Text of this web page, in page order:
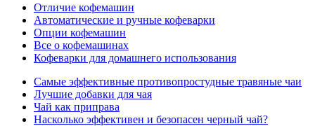
Отличие кофемашин
Автоматические и ручные кофеварки
Опции кофемашин
Все о кофемашинах
Кофеварки для домашнего использования
Самые эффективные противопростудные травяные чаи
Лучшие добавки для чая
Чай как приправа
Насколько эффективен и безопасен черный чай?